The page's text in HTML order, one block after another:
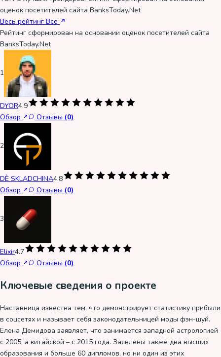
оценок посетителей сайта BanksToday.Net
Весь рейтинг Все
Рейтинг сформирован на основании оценок посетителей сайта
BanksToday.Net
1
DYOR4.9
Обзор
Отзывы (0)
2
DÈ SKLADCHINA4.8
Обзор
Отзывы (0)
3
Elixir4.7
Обзор
Отзывы (0)
Ключевые сведения о проекте
Наставница известна тем, что демонстрирует статистику прибыли
в соцсетях и называет себя законодательницей моды фэн-шуй.
Елена Демидова заявляет, что занимается западной астрологией
с 2005, а китайской – с 2015 года. Заявлены также два высших
образования и больше 60 дипломов, но ни один из этих